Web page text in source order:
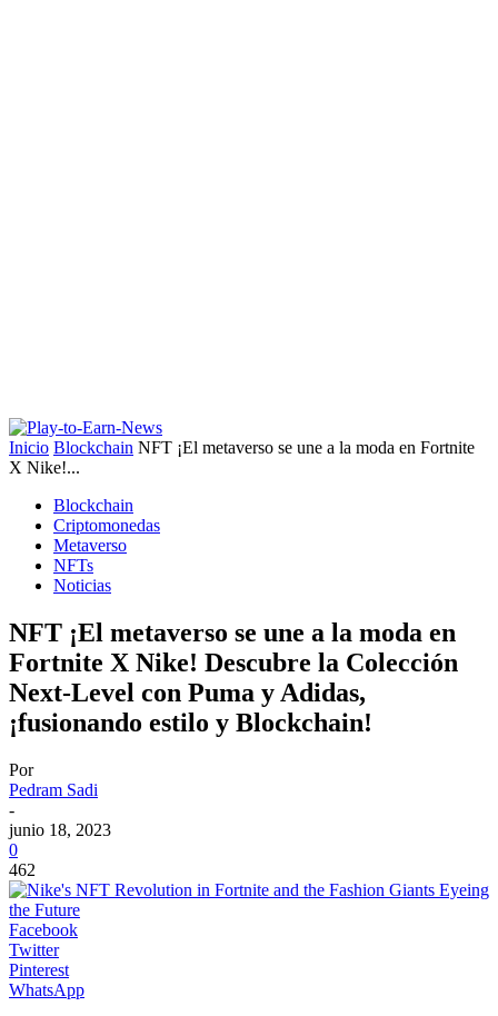
Inicio Blockchain NFT ¡El metaverso se une a la moda en Fortnite
X Nike!...
Blockchain
Criptomonedas
Metaverso
NFTs
Noticias
NFT ¡El metaverso se une a la moda en
Fortnite X Nike! Descubre la Colección
Next-Level con Puma y Adidas,
¡fusionando estilo y Blockchain!
Por
Pedram Sadi
-
junio 18, 2023
0
462
Facebook
Twitter
Pinterest
WhatsApp